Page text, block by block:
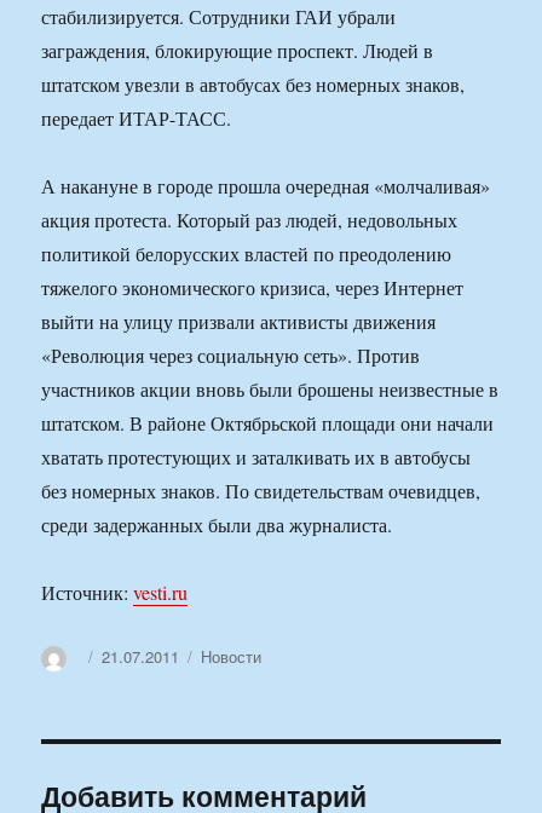
стабилизируется. Сотрудники ГАИ убрали
заграждения, блокирующие проспект. Людей в
штатском увезли в автобусах без номерных знаков,
передает ИТАР-ТАСС.
А накануне в городе прошла очередная «молчаливая»
акция протеста. Который раз людей, недовольных
политикой белорусских властей по преодолению
тяжелого экономического кризиса, через Интернет
выйти на улицу призвали активисты движения
«Революция через социальную сеть». Против
участников акции вновь были брошены неизвестные в
штатском. В районе Октябрьской площади они начали
хватать протестующих и заталкивать их в автобусы
без номерных знаков. По свидетельствам очевидцев,
среди задержанных были два журналиста.
Источник:vesti.ru
АвторОпубликовано
21.07.2011 Рубрики
Новости
Добавить комментарий